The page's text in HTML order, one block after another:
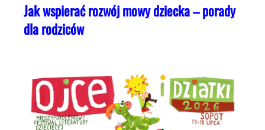
Jak wspierać rozwój mowy dziecka – porady
dla rodziców